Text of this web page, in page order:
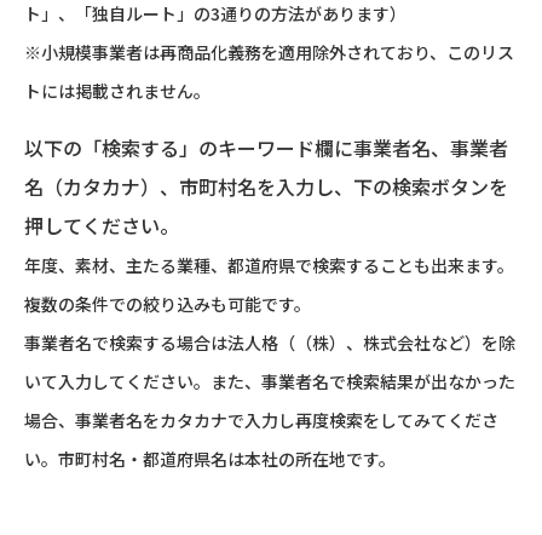
ト」、「独自ルート」の3通りの方法があります）
※小規模事業者は再商品化義務を適用除外されており、このリス
トには掲載されません。
以下の「検索する」のキーワード欄に事業者名、事業者
名（カタカナ）、市町村名を入力し、下の検索ボタンを
押してください。
年度、素材、主たる業種、都道府県で検索することも出来ます。
複数の条件での絞り込みも可能です。
事業者名で検索する場合は法人格（（株）、株式会社など）を除
いて入力してください。また、事業者名で検索結果が出なかった
場合、事業者名をカタカナで入力し再度検索をしてみてくださ
い。市町村名・都道府県名は本社の所在地です。